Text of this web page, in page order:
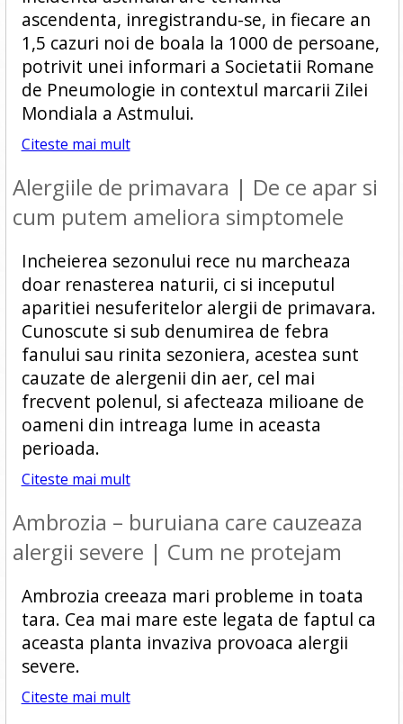
ascendenta, inregistrandu-se, in fiecare an
1,5 cazuri noi de boala la 1000 de persoane,
potrivit unei informari a Societatii Romane
de Pneumologie in contextul marcarii Zilei
Mondiala a Astmului.
Citeste mai mult
Alergiile de primavara | De ce apar si
cum putem ameliora simptomele
Incheierea sezonului rece nu marcheaza
doar renasterea naturii, ci si inceputul
aparitiei nesuferitelor alergii de primavara.
Cunoscute si sub denumirea de febra
fanului sau rinita sezoniera, acestea sunt
cauzate de alergenii din aer, cel mai
frecvent polenul, si afecteaza milioane de
oameni din intreaga lume in aceasta
perioada.
Citeste mai mult
Ambrozia – buruiana care cauzeaza
alergii severe | Cum ne protejam
Ambrozia creeaza mari probleme in toata
tara. Cea mai mare este legata de faptul ca
aceasta planta invaziva provoaca alergii
severe.
Citeste mai mult